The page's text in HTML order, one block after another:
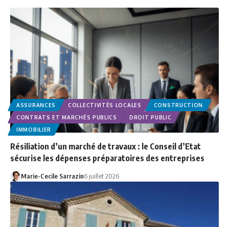
ASSURANCES COLLECTIVITÉS LOCALES
CONSTRUCTION
CONTRATS ET MARCHÉS PUBLICS
DROIT PUBLIC
IMMOBILIER
Résiliation d’un marché de travaux : le Conseil d’Etat
sécurise les dépenses préparatoires des entreprises
Marie-Cecile Sarrazin6 juillet 2026